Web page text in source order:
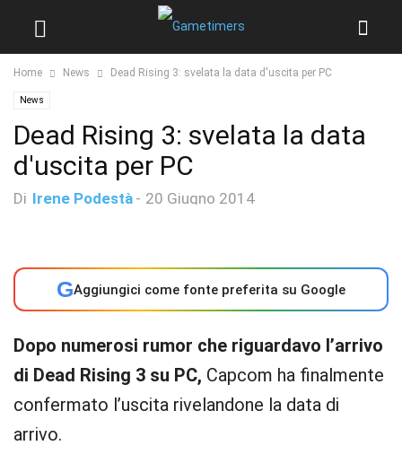
Home News Dead Rising 3: svelata la data d'uscita per PC
News
Dead Rising 3: svelata la data
d'uscita per PC
Di Irene Podestà - 20 Giugno 2014
GAggiungici come fonte preferita su Google
Dopo numerosi rumor che riguardavo l’arrivo
di Dead Rising 3 su PC, Capcom ha finalmente
confermato l’uscita rivelandone la data di
arrivo.